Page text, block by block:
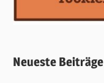
Neueste Beiträge